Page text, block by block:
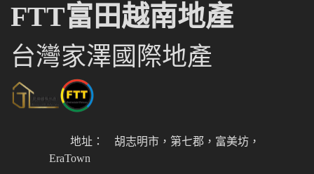
FTT富田越南地產
台灣家澤國際地產
地址：
胡志明市，第七郡，富美坊，
EraTown